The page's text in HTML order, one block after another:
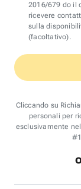
2016/679 do il
ricevere
sulla
(facoltativo).
Cliccando su
personali per
esclusivamente